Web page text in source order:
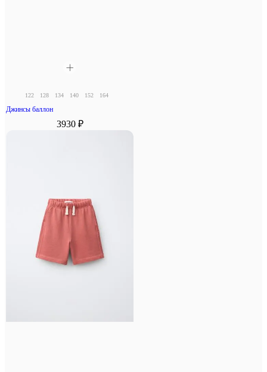
122 128 134 140 152 164
Джинсы баллон
3930 ₽